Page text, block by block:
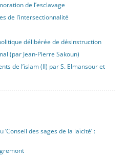
de l’esclavage
de l’intersectionnalité
délibérée de désinstruction
(par Jean-Pierre Sakoun)
de l’islam (II) par S. Elmansour et
des sages de la laïcité’ :